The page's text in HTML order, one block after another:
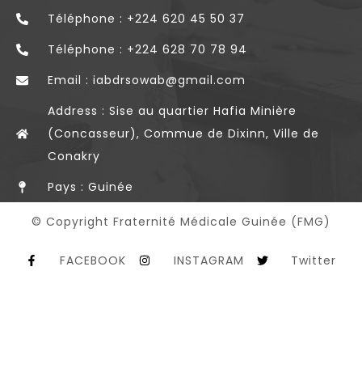
Téléphone : +224 620 45 50 37
Téléphone : +224 628 70 78 94
Email : iabdrsowab@gmail.com
Address : Sise au quartier Hafia Minière
(Concasseur), Commue de Dixinn, Ville de
Conakry
Pays : Guinée
© Copyright Fraternité Médicale Guinée (FMG)
FACEBOOK INSTAGRAM Twitter